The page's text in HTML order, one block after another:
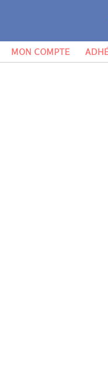
MON COMPTE